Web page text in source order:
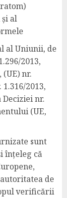
al
al Uniunii, de
2013,
(UE) nr.
1.316/2013,
Deciziei nr.
(UE,
sunt
înțeleg că
de
verificării